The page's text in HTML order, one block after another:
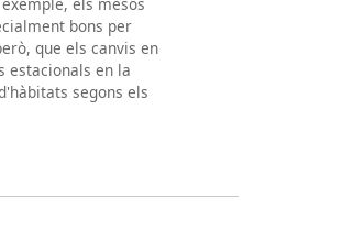
els mesos
bons per
que els canvis en
estacionals en la
segons els